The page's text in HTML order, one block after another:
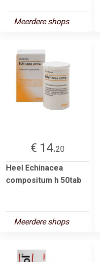
Meerdere shops
€ 14.20
Heel Echinacea
compositum h 50tab
Meerdere shops